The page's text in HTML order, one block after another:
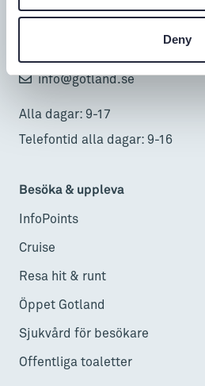
Deny
info@gotland.se
Alla dagar: 9-17
Telefontid alla dagar: 9-16
Besöka & uppleva
InfoPoints
Cruise
Resa hit & runt
Öppet Gotland
Sjukvård för besökare
Offentliga toaletter